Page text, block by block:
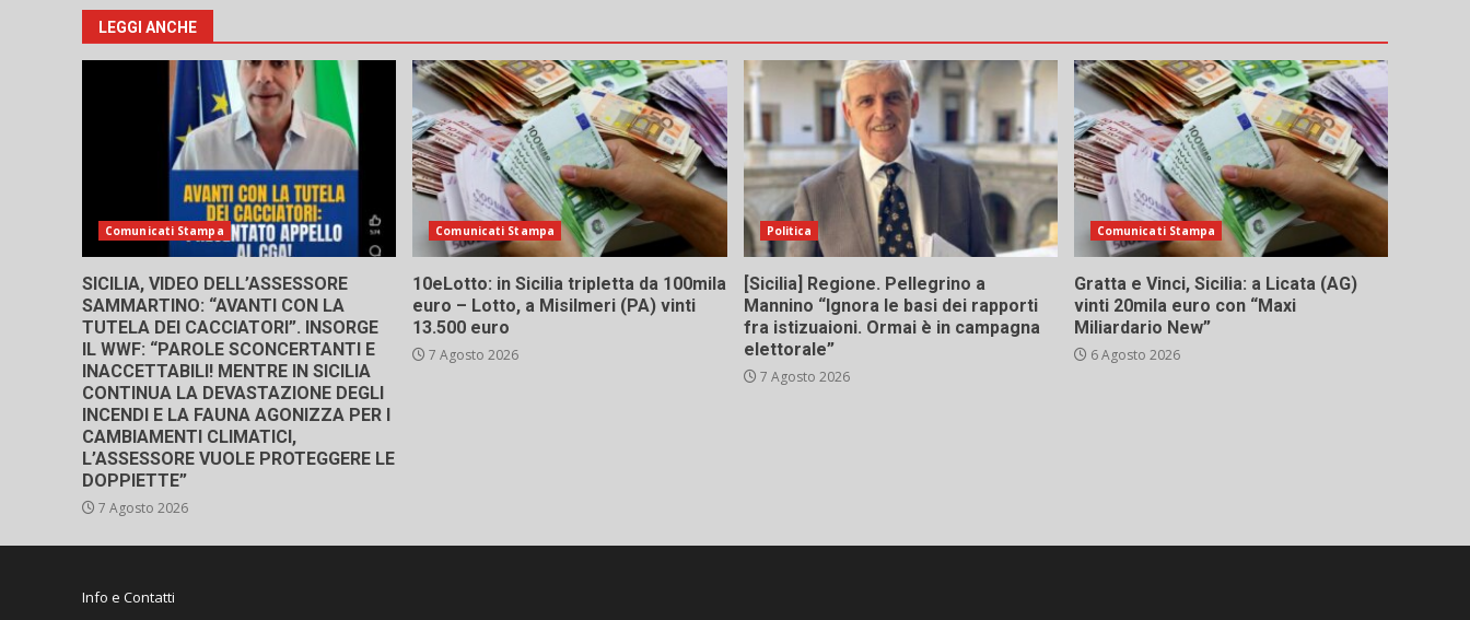
LEGGI ANCHE
Comunicati Stampa
SICILIA, VIDEO DELL’ASSESSORE
SAMMARTINO: “AVANTI CON LA
TUTELA DEI CACCIATORI”. INSORGE
IL WWF: “PAROLE SCONCERTANTI E
INACCETTABILI! MENTRE IN SICILIA
CONTINUA LA DEVASTAZIONE DEGLI
INCENDI E LA FAUNA AGONIZZA PER I
CAMBIAMENTI CLIMATICI,
L’ASSESSORE VUOLE PROTEGGERE LE
DOPPIETTE”
7 Agosto 2026
Comunicati Stampa
10eLotto: in Sicilia tripletta da 100mila
euro – Lotto, a Misilmeri (PA) vinti
13.500 euro
7 Agosto 2026
Politica
[Sicilia] Regione. Pellegrino a
Mannino “Ignora le basi dei rapporti
fra istizuaioni. Ormai è in campagna
elettorale”
7 Agosto 2026
Comunicati Stampa
Gratta e Vinci, Sicilia: a Licata (AG)
vinti 20mila euro con “Maxi
Miliardario New”
6 Agosto 2026
Info e Contatti